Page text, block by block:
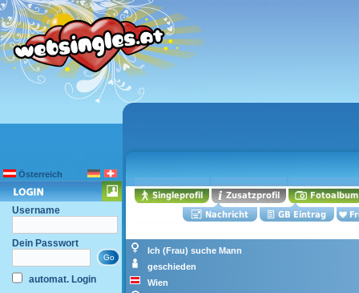
Österreich
Username
Dein Passwort
automat. Login
Ich (Frau) suche Mann
geschieden
Wien